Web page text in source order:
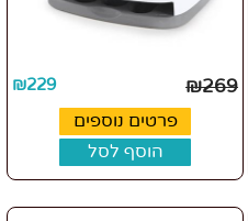
₪269
₪229
פרטים נוספים
הוסף לסל